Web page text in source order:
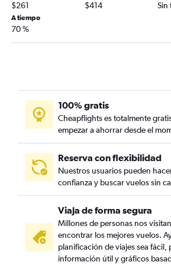
$261 $414 Sin
A tiempo
70 %
100% gratis
Cheapflights es totalmente
empezar a ahorrar desde el
Reserva con flexibilidad
Nuestros usuarios pueden
confianza y buscar vuelos sin
Viaja de forma segura
Millones de personas nos
encontrar los mejores vuelos.
planificación de viajes sea
información útil y gráficos